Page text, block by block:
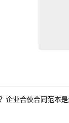
企业合伙合同范本